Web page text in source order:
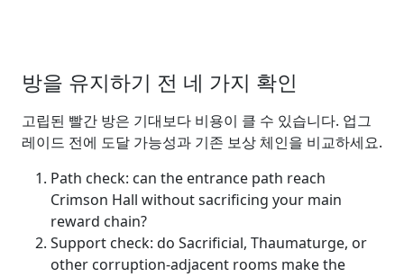
방을 유지하기 전 네 가지 확인
고립된 빨간 방은 기대보다 비용이 클 수 있습니다. 업그
레이드 전에 도달 가능성과 기존 보상 체인을 비교하세요.
Path check: can the entrance path reach
Crimson Hall without sacrificing your main
reward chain?
Support check: do Sacrificial, Thaumaturge, or
other corruption-adjacent rooms make the